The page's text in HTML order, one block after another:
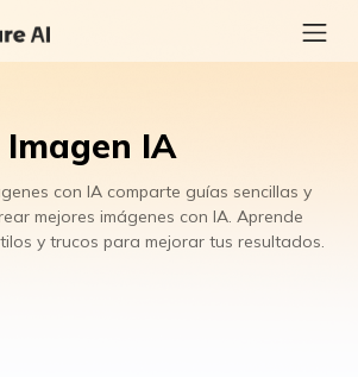
Imagen IA
con IA comparte guías sencillas y
mejores imágenes con IA. Aprende
y trucos para mejorar tus resultados.